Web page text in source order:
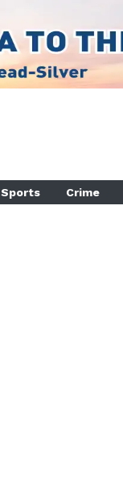
Sports Crime